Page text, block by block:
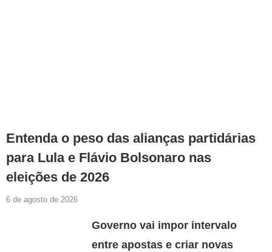
Entenda o peso das alianças partidárias
para Lula e Flávio Bolsonaro nas
eleições de 2026
6 de agosto de 2026
Governo vai impor intervalo
entre apostas e criar novas